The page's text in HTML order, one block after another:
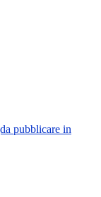
pubblicare in